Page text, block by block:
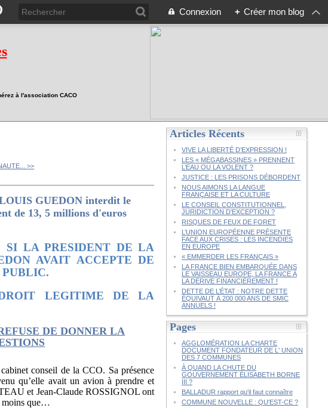
Connexion + Créer mon blog
à l'association CACO
>>
GUEDON interdit le
de 13, 5 millions d'euros
SI LA PRESIDENT DE LA
AVAIT ACCEPTE DE
LEGITIME DE LA
DE DONNER LA
conseil de la CCO. Sa présence
qu’elle avait un avion à prendre et
et Jean-Claude ROSSIGNOL ont
moins que…
Articles Récents
VIVE LA LIBERTÉ D’EXPRESSION !
LES « MÉGABASSINES » PRENNENT
L’EAU OU LA VOLENT ?
JUSTICE : LES PRISONS DÉBORDENT
NOUS AIMONS LA LANGUE
FRANÇAISE ET LA CULTURE
LE CONSEIL CONSTITUTIONNEL,
JURIDICTION D’EXCEPTION ?
RISQUES DE FEUX DE FORET
L’UNION EUROPÉENNE PRÉSENTE
FACE AUX CRISES : LES INCENDIES
EN EUROPE
« EMMERDER LES FRANÇAIS »
LA FRANCE BIEN EMBARQUÉE DANS
LE VAISSEAU EUROPE, LA FRANCE À
LA DÉRIVE FINANCIÈREMENT !
DETTE DE L’ÉTAT : NOTRE DETTE
ÉQUIVAUT À 200 000 ANS DE SMIC
ANNUELS !
Pages
AGGLOMÉRATION LA CHARTE
DOCUMENT FONDATEUR DE L' UNION
DES 7 COMMUNES
À QUAND LA CHUTE DU
GOUVERNEMENT ÉLISABETH BORNE
III ?
BALLADUR rapport qu'il faut connaître
COMMUNE NOUVELLE : QU'EST-CE ?